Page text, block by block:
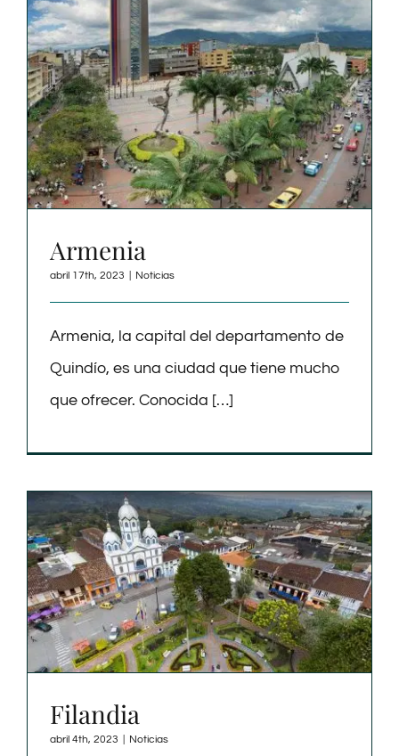
Armenia
abril 17th, 2023 Noticias
Armenia, la capital del departamento de
Quindío, es una ciudad que tiene mucho
que ofrecer. Conocida […]
Filandia
abril 4th, 2023 Noticias